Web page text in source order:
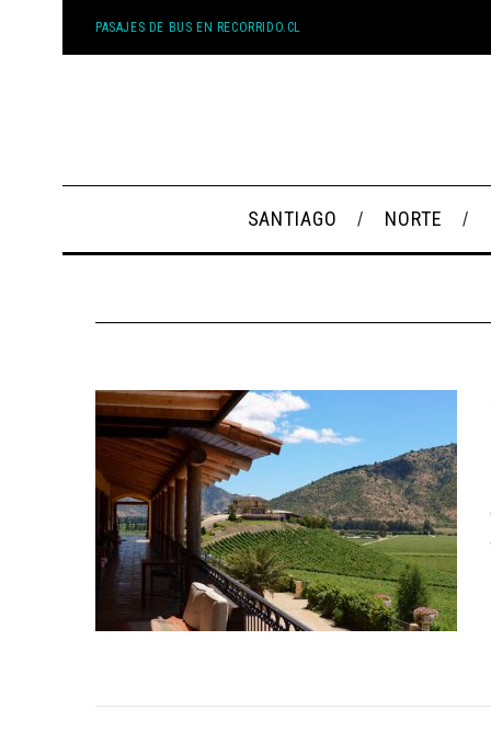
PASAJES DE BUS EN RECORRIDO.CL
SANTIAGO NORTE